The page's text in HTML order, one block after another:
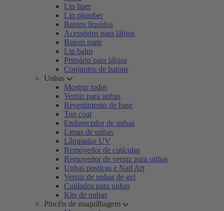
Lip liner
Lip plumber
Batons líquidos
Acessórios para lábios
Batom mate
Lip balm
Primário para lábios
Conjuntos de batons
Unhas
Mostrar todos
Verniz para unhas
Revestimento de base
Top coat
Endurecedor de unhas
Limas de unhas
Lâmpadas UV
Removedor de cutículas
Removedor de verniz para unhas
Unhas postiças e Nail Art
Verniz de unhas de gel
Cuidados para unhas
Kits de unhas
Pincéis de maquilhagem